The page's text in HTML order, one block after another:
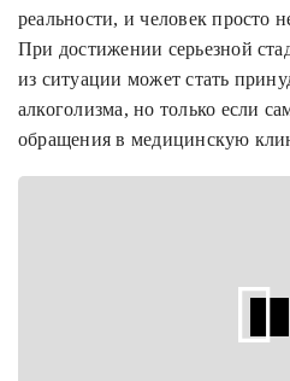
реальности, и человек просто
При достижении серьезной
из ситуации может стать
алкоголизма, но только если
обращения в медицинскую